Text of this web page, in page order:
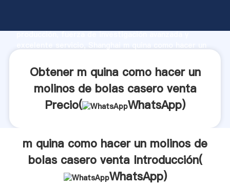
producción, fuerza de investigación avanzada y
valor y aporta valores a todos los clientes.
Obtener m quina como hacer un
molinos de bolas casero venta
Precio(
WhatsApp)
m quina como hacer un molinos de
bolas casero venta Introducción(
WhatsApp)